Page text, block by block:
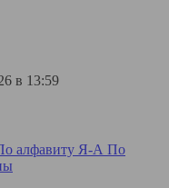
в 13:59
алфавиту Я-А По